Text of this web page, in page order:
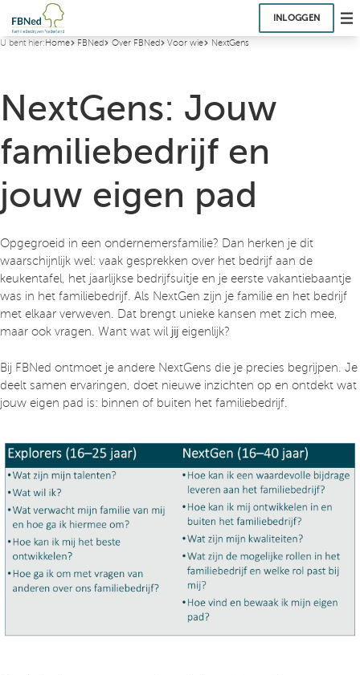
INLOGGEN
U bent hier:Home FBNed Over FBNed Voor wie NextGens
NextGens: Jouw
familiebedrijf en
jouw eigen pad
Opgegroeid in een ondernemersfamilie? Dan herken je dit
waarschijnlijk wel: vaak gesprekken over het bedrijf aan de
keukentafel, het jaarlijkse bedrijfsuitje en je eerste vakantiebaantje
was in het familiebedrijf. Als NextGen zijn je familie en het bedrijf
met elkaar verweven. Dat brengt unieke kansen met zich mee,
maar ook vragen. Want wat wil jij eigenlijk?
Bij FBNed ontmoet je andere NextGens die je precies begrijpen. Je
deelt samen ervaringen, doet nieuwe inzichten op en ontdekt wat
jouw eigen pad is: binnen of buiten het familiebedrijf.